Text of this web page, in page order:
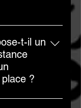
des forfaits à
locations à
t-il un
?
d'assistance